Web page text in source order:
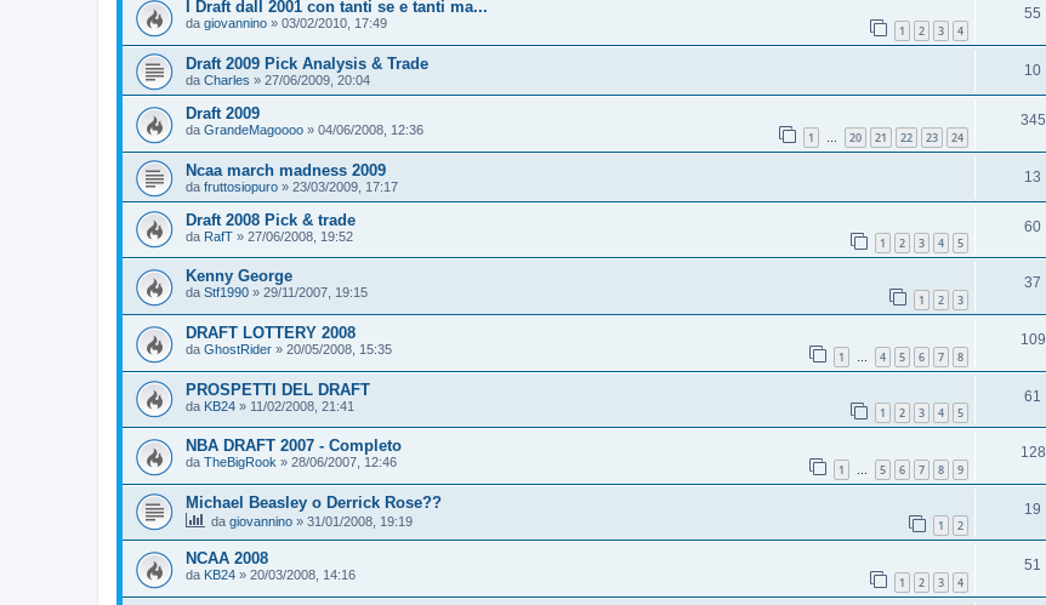
I Draft dall 2001 con tanti se e tanti ma...
da giovannino » 03/02/2010, 17:49 1 2 3 4
55
Draft 2009 Pick Analysis & Trade
da Charles » 27/06/2009, 20:04
10
Draft 2009
da GrandeMagoooo » 04/06/2008, 12:36 1 … 20 21 22 23 24
345
Ncaa march madness 2009
da fruttosiopuro » 23/03/2009, 17:17
13
Draft 2008 Pick & trade
da RafT » 27/06/2008, 19:52 1 2 3 4 5
60
Kenny George
da Stf1990 » 29/11/2007, 19:15 1 2 3
37
DRAFT LOTTERY 2008
da GhostRider » 20/05/2008, 15:35 1 4 5 6 7 8
109
PROSPETTI DEL DRAFT
da KB24 » 11/02/2008, 21:41 1 2 3 4 5
61
NBA DRAFT 2007 - Completo
da TheBigRook » 28/06/2007, 12:46 1 … 5 6 7 8 9
128
Michael Beasley o Derrick Rose??
da giovannino » 31/01/2008, 19:19 1 2
19
NCAA 2008
da KB24 » 20/03/2008, 14:16 1 2 3 4
51